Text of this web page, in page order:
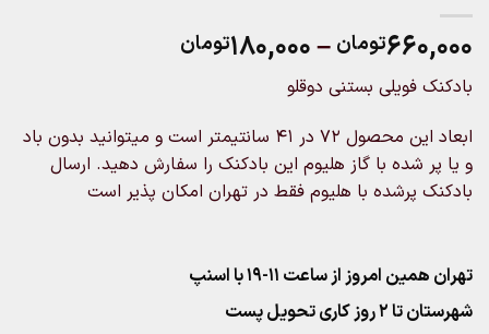
۶۶۰,۰۰۰تومان –۱۸۰,۰۰۰تومان
through
۶۶۰,۰۰۰تومان
بادکنک فویلی بستنی دوقلو
ابعاد این محصول 72 در 41 سانتیمتر است و میتوانید بدون باد
و یا پر شده با گاز هلیوم این بادکنک را سفارش دهید. ارسال
بادکنک پرشده با هلیوم فقط در تهران امکان پذیر است
تهران همین امروز از ساعت ۱۱-۱۹ با اسنپ
شهرستان تا 2 روز کاری تحویل پست